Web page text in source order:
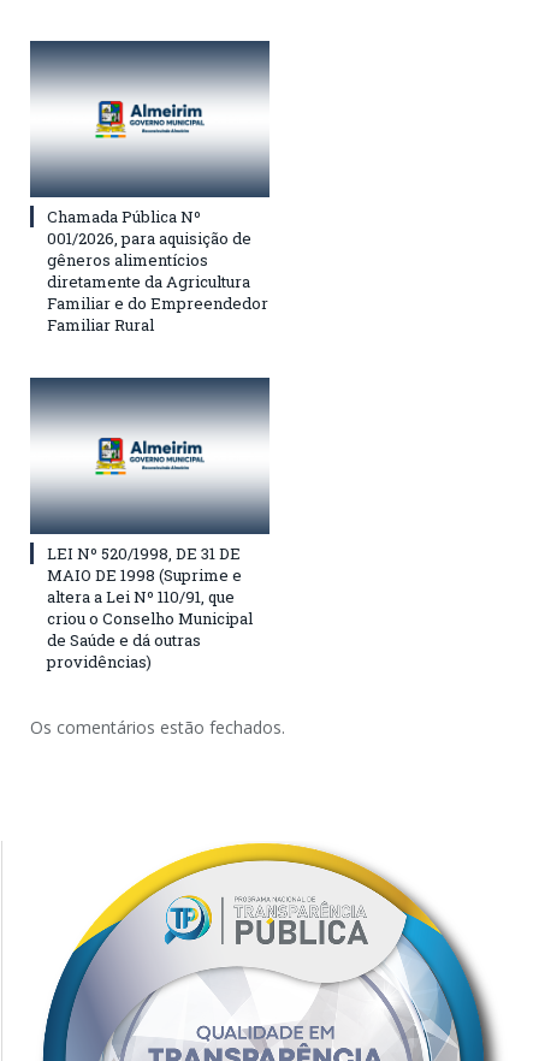
Chamada Pública Nº
001/2026, para aquisição de
gêneros alimentícios
diretamente da Agricultura
Familiar e do Empreendedor
Familiar Rural
LEI Nº 520/1998, DE 31 DE
MAIO DE 1998 (Suprime e
altera a Lei Nº 110/91, que
criou o Conselho Municipal
de Saúde e dá outras
providências)
Os comentários estão fechados.